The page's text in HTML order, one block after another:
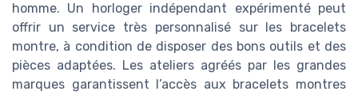
homme. Un horloger indépendant expérimenté peut
offrir un service très personnalisé sur les bracelets
montre, à condition de disposer des bons outils et des
pièces adaptées. Les ateliers agréés par les grandes
marques garantissent l’accès aux bracelets montres